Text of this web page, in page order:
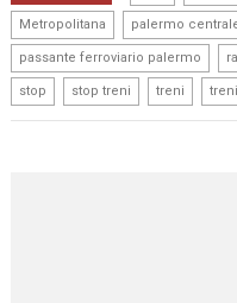
Metropolitana palermo
passante ferroviario palermo
stop stop treni treni